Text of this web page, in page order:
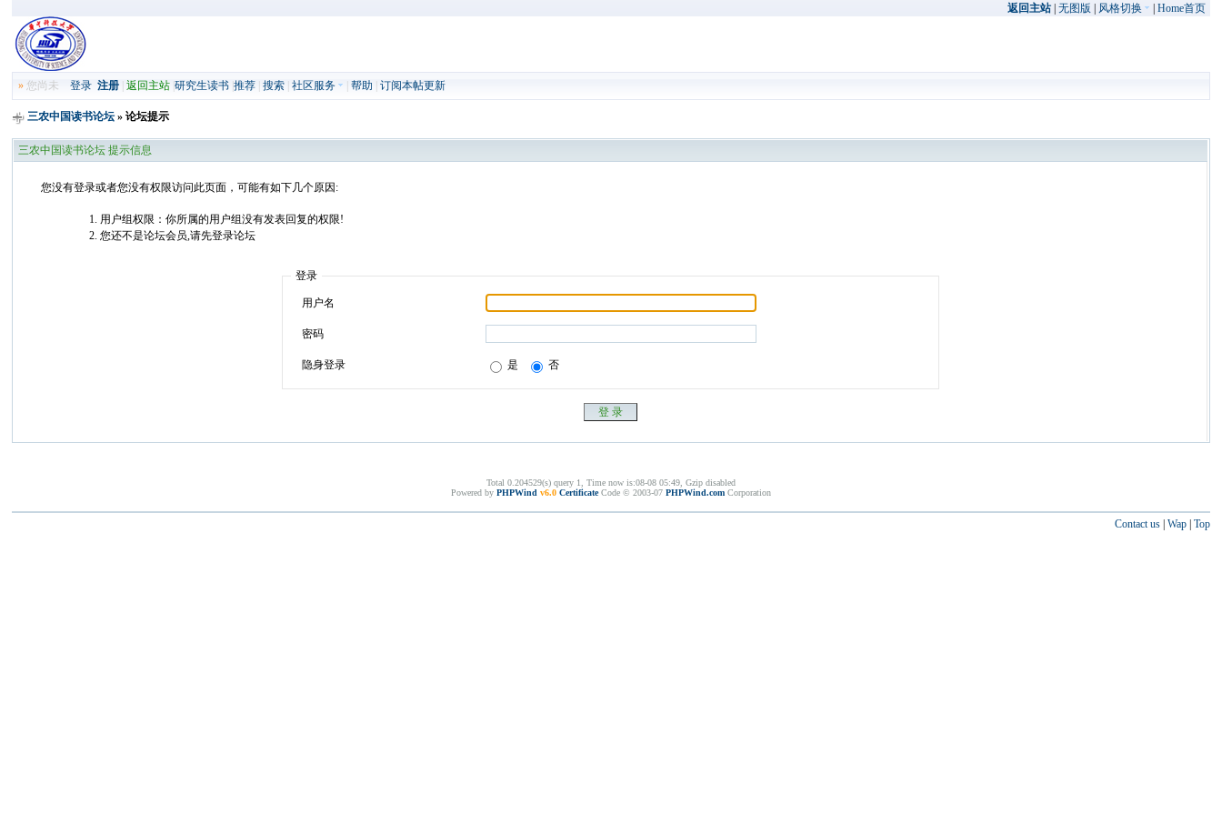
返回主站| 无图版 风格切换 Home首页
» 您尚未登录 注册 |返回主站 |研究生读书 |推荐 |搜索 |社区服务 |帮助 |订阅本帖更新
三农中国读书论坛 » 论坛提示
三农中国读书论坛 提示信息
您没有登录或者您没有权限访问此页面，可能有如下几个原因:
用户组权限：你所属的用户组没有发表回复的权限!
您还不是论坛会员,请先登录论坛
登录
用户名
密码
隐身登录 是 否
Total 0.204529(s) query 1, Time now is:08-08 05:49, Gzip disabled
Powered by PHPWind v6.0 CertificateCode © 2003-07 PHPWind.com Corporation
Contact us| Wap| Top